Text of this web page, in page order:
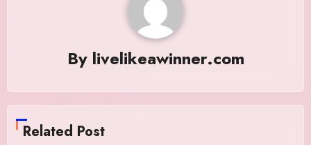
By livelikeawinner.com
Related Post